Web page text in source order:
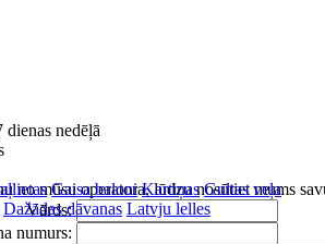
dienas nedēļā
no mūsu operatora, lūdzu nosūtiet mums
Vārds:
numurs:
Gaisa baloni Kartiņas Gultas veļa
Dažādas dāvanas Latvju lelles